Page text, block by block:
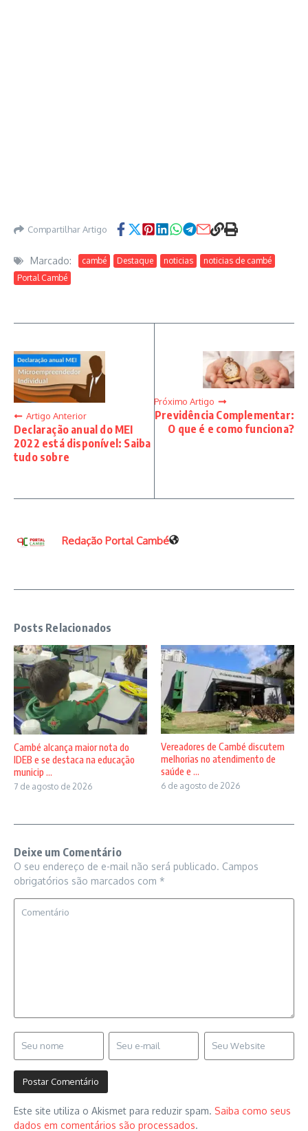
Compartilhar Artigo
Marcado: cambé Destaque noticias
noticias de cambé
Portal Cambé
Artigo Anterior
Declaração anual do MEI
2022 está disponível: Saiba
tudo sobre
Próximo Artigo
Previdência Complementar:
O que é e como funciona?
Redação Portal Cambé
Posts Relacionados
Cambé alcança maior nota do
IDEB e se destaca na educação
municip ...
7 de agosto de 2026
Vereadores de Cambé discutem
melhorias no atendimento de
saúde e ...
6 de agosto de 2026
Deixe um Comentário
O seu endereço de e-mail não será publicado. Campos
obrigatórios são marcados com *
Este site utiliza o Akismet para reduzir spam. Saiba como seus
dados em comentários são processados.